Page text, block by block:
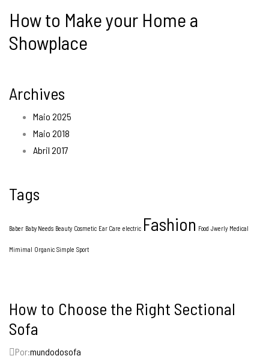
How to Make your Home a
Showplace
Archives
Maio 2025
Maio 2018
Abril 2017
Tags
Baber Baby Needs Beauty Cosmetic Ear Care electric Fashion Food Jwerly Medical
Mimimal Organic Simple Sport
How to Choose the Right Sectional
Sofa
Por:mundodosofa